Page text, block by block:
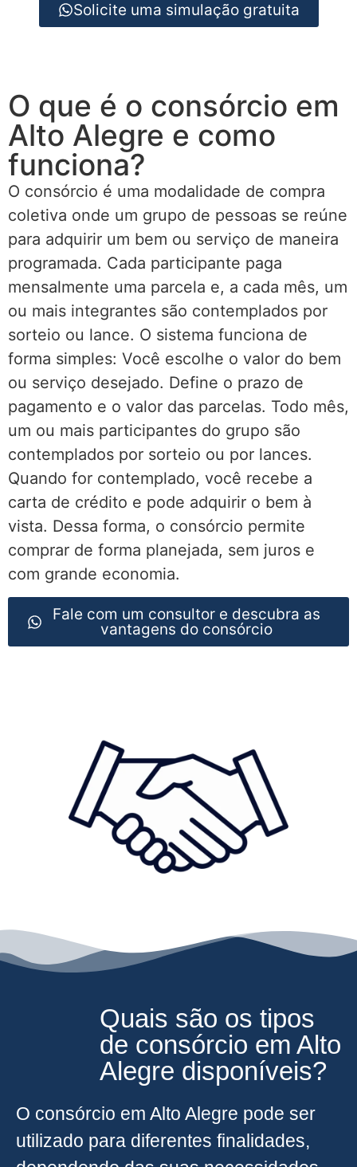
Solicite uma simulação gratuita
O que é o consórcio em
Alto Alegre e como
funciona?
O consórcio é uma modalidade de compra
coletiva onde um grupo de pessoas se reúne
para adquirir um bem ou serviço de maneira
programada. Cada participante paga
mensalmente uma parcela e, a cada mês, um
ou mais integrantes são contemplados por
sorteio ou lance. O sistema funciona de
forma simples: Você escolhe o valor do bem
ou serviço desejado. Define o prazo de
pagamento e o valor das parcelas. Todo mês,
um ou mais participantes do grupo são
contemplados por sorteio ou por lances.
Quando for contemplado, você recebe a
carta de crédito e pode adquirir o bem à
vista. Dessa forma, o consórcio permite
comprar de forma planejada, sem juros e
com grande economia.
Fale com um consultor e descubra as
vantagens do consórcio
Quais são os tipos
de consórcio em Alto
Alegre disponíveis?
O consórcio em Alto Alegre pode ser
utilizado para diferentes finalidades,